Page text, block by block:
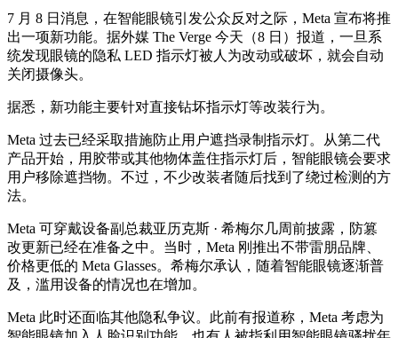
7 月 8 日消息，在智能眼镜引发公众反对之际，Meta 宣布将推
出一项新功能。据外媒 The Verge 今天（8 日）报道，一旦系
统发现眼镜的隐私 LED 指示灯被人为改动或破坏，就会自动
关闭摄像头。
据悉，新功能主要针对直接钻坏指示灯等改装行为。
Meta 过去已经采取措施防止用户遮挡录制指示灯。从第二代
产品开始，用胶带或其他物体盖住指示灯后，智能眼镜会要求
用户移除遮挡物。不过，不少改装者随后找到了绕过检测的方
法。
Meta 可穿戴设备副总裁亚历克斯 · 希梅尔几周前披露，防篡
改更新已经在准备之中。当时，Meta 刚推出不带雷朋品牌、
价格更低的 Meta Glasses。希梅尔承认，随着智能眼镜逐渐普
及，滥用设备的情况也在增加。
Meta 此时还面临其他隐私争议。此前有报道称，Meta 考虑为